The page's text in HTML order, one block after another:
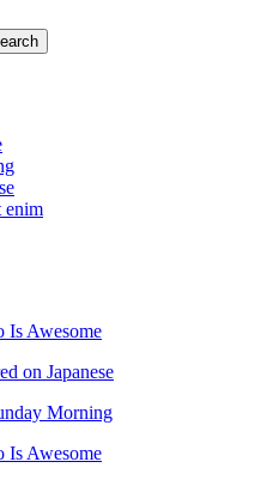
enim
Is Awesome
on Japanese
Morning
Is Awesome